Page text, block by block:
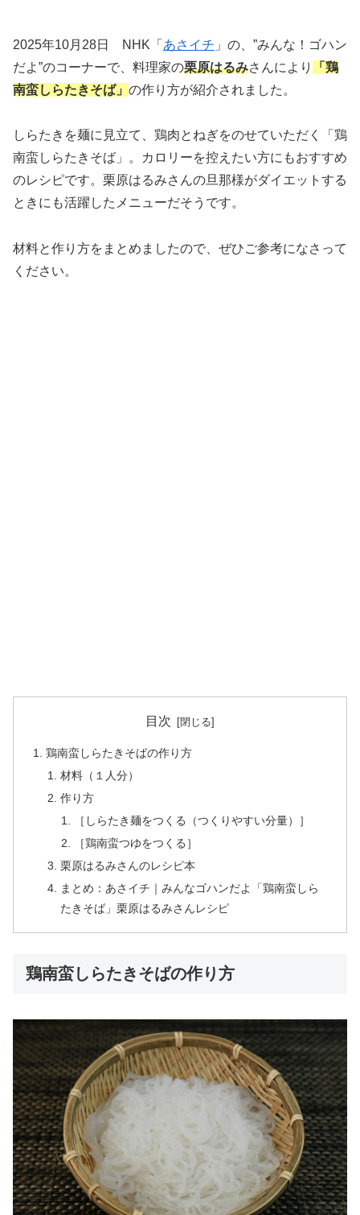
2025年10月28日 NHK「 あさイチ 」の、”みんな！ゴハン
だよ”のコーナーで、料理家の栗原はるみさんにより
「鶏
南蛮しらたきそば」 の作り方が紹介されました。
しらたきを麺に見立て、鶏肉とねぎをのせていただく「鶏
南蛮しらたきそば」。カロリーを控えたい方にもおすすめ
のレシピです。栗原はるみさんの旦那様がダイエットする
ときにも活躍したメニューだそうです。
材料と作り方をまとめましたので、ぜひご参考になさって
ください。
目次
鶏南蛮しらたきそばの作り方
材料（１人分）
作り方
［しらたき麺をつくる（つくりやすい分量）］
［鶏南蛮つゆをつくる］
栗原はるみさんのレシピ本
まとめ：あさイチ｜みんなゴハンだよ「鶏南蛮しら
たきそば」栗原はるみさんレシピ
鶏南蛮しらたきそばの作り方